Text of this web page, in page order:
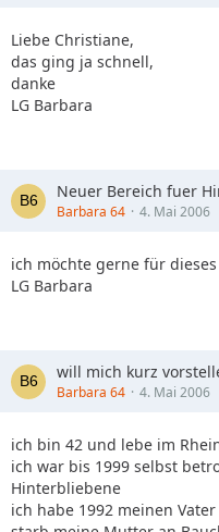
Liebe Christiane,
das ging ja schnell,
danke
LG Barbara
Neuer Bereich fuer
Barbara 64 4. Mai 2006
ich möchte gerne für
LG Barbara
will mich kurz
Barbara 64 4. Mai 2006
ich bin 42 und lebe im
ich war bis 1999 selbst
Hinterbliebene
ich habe 1992 meinen